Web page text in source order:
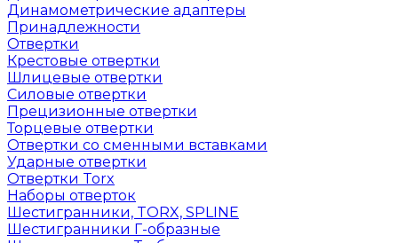
Динамометрические адаптеры
Принадлежности
Отвертки
Крестовые отвертки
Шлицевые отвертки
Силовые отвертки
Прецизионные отвертки
Торцевые отвертки
Отвертки со сменными вставками
Ударные отвертки
Отвертки Torx
Наборы отверток
Шестигранники, TORX, SPLINE
Шестигранники Г-образные